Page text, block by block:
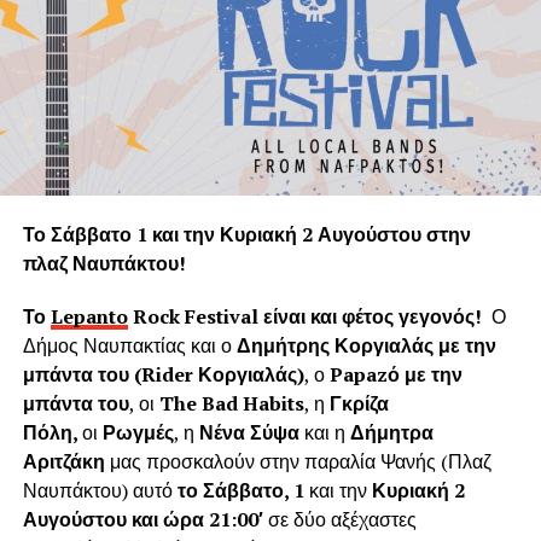
πολιτισμό. Παρόλα αυτά το φυσικό περιβάλλον της
Ναυπάκτου καταστρέφεται με την αλόγιστη κοπή δεκάδων
υγιών δένδρων τη στιγμή που ακόμα και ένα θεωρείται
πολύτιμο και είναι αναντικατάστατη μονάδα του φυσικού
πνεύμονα της Γης.
Η «Εφορεία Αρχαιοτήτων Αιτωλοακαρνανίας και
Λευκάδας» υποστηρίζει ψευδώς ότι τα δέντρα που
κόπηκαν δημιουργούσαν προβλήματα στο τείχος του
ενετικού κάστρου. Όμως τα δέντρα του κάστρου
προέρχονται από τις δεντροφυτεύσεις που έγιναν
νομίμως από το 1914 έως το 1939 (έγκριση από το
Υπουργείο Εσωτερικών και κατόπιν από το Υπουργείο
Γεωργίας υπό την γραμματεία του Ιωάννη Μπρικόλα) και
βρίσκονται σε απόσταση ασφαλείας από τα τείχη.
Συνεπώς πολλά από τα δέντρα έχουν ηλικία άνω των 100
ετών χωρίς να έχει αναφερθεί κάποιο πρόβλημα στη
στατικότητα των τειχών που να οφείλεται στην πλήρη
Το Σάββατο 1 και την Κυριακή 2 Αυγούστου στην
πλαζ Ναυπάκτου!
ΤοLepantoRockFestivalείναι και φέτος γεγονός! Ο
Δήμος Ναυπακτίας και οΔημήτρης Κοργιαλάς με την
μπάντα του (RiderΚοργιαλάς), οPapazό με την
μπάντα του, οι The Bad Habits, η Γκρίζα
Πόλη,οι Ρωγμές, η Νένα Σύψακαι η Δήμητρα
Αριτζάκη μας προσκαλούν στην παραλία Ψανής (Πλαζ
Ναυπάκτου) αυτότο Σάββατο, 1 και τηνΚυριακή 2
Αυγούστου και ώρα 21:00′σε δύο αξέχαστες